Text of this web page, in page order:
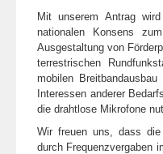
Mit unserem Antrag
nationalen Konsens
Ausgestaltung von
terrestrischen
mobilen
Interessen anderer
die drahtlose Mikrofone
Wir freuen uns, dass die
durch Frequenzvergaben